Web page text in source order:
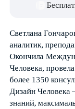
Светлана
аналитик,
Окончила
Человека,
более 1350
Дизайн Человека
знаний,